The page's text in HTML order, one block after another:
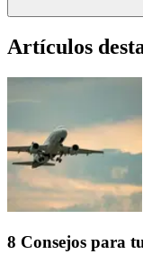
Artículos
8 Consejos para